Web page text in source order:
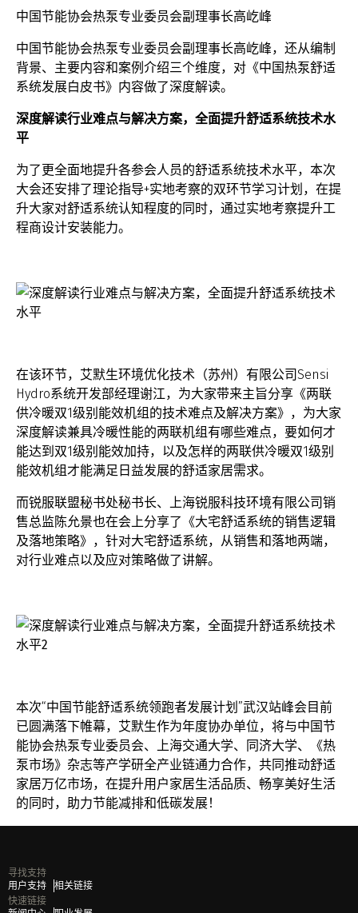
中国节能协会热泵专业委员会副理事长高屹峰
中国节能协会热泵专业委员会副理事长高屹峰，还从编制
背景、主要内容和案例介绍三个维度，对《中国热泵舒适
系统发展白皮书》内容做了深度解读。
深度解读行业难点与解决方案，全面提升舒适系统技术水
平
为了更全面地提升各参会人员的舒适系统技术水平，本次
大会还安排了理论指导+实地考察的双环节学习计划，在提
升大家对舒适系统认知程度的同时，通过实地考察提升工
程商设计安装能力。
在该环节，艾默生环境优化技术（苏州）有限公司Sensi
Hydro系统开发部经理谢江，为大家带来主旨分享《两联
供冷暖双1级别能效机组的技术难点及解决方案》，为大家
深度解读兼具冷暖性能的两联机组有哪些难点，要如何才
能达到双1级别能效加持，以及怎样的两联供冷暖双1级别
能效机组才能满足日益发展的舒适家居需求。
而锐服联盟秘书处秘书长、上海锐服科技环境有限公司销
售总监陈允景也在会上分享了《大宅舒适系统的销售逻辑
及落地策略》，针对大宅舒适系统，从销售和落地两端，
对行业难点以及应对策略做了讲解。
本次“中国节能舒适系统领跑者发展计划”武汉站峰会目前
已圆满落下帷幕，艾默生作为年度协办单位，将与中国节
能协会热泵专业委员会、上海交通大学、同济大学、《热
泵市场》杂志等产学研全产业链通力合作，共同推动舒适
家居万亿市场，在提升用户家居生活品质、畅享美好生活
的同时，助力节能减排和低碳发展！
寻找支持
用户支持
相关链接
快速链接